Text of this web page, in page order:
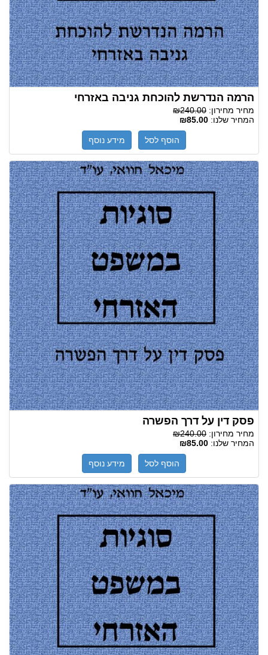
הרמה הנדרשת להוכחת גניבה באזרחי
מחיר מחירון: ₪240.00
המחיר שלנו: ₪85.00
הוסף לסל מידע נוסף
פסק דין על דרך הפשרה
מחיר מחירון: ₪240.00
המחיר שלנו: ₪85.00
הוסף לסל מידע נוסף